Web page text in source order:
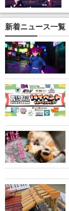
新着ニュース一覧